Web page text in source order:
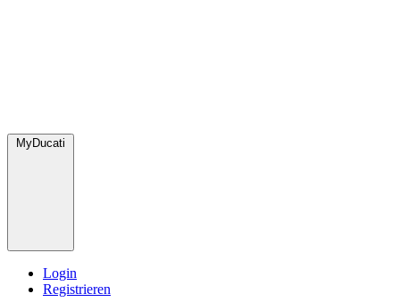
MyDucati
Login
Registrieren